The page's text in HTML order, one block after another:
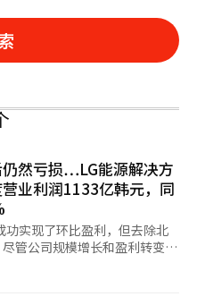
然亏损…LG能源解决方
业利润1133亿韩元，同
功实现了环比盈利，但去除北
管公司规模增长和盈利转变，